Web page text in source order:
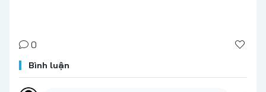
0
Bình luận